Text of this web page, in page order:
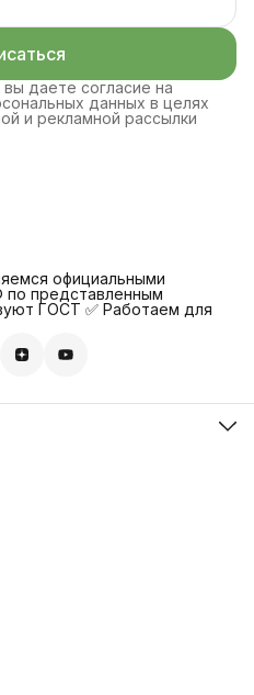
даете согласие на
данных в целях
и рекламной рассылки
официальными
по представленным
ГОСТ ✅ Работаем для